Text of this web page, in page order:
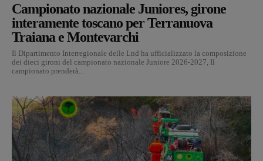
Campionato nazionale Juniores, girone
interamente toscano per Terranuova
Traiana e Montevarchi
Il Dipartimento Interregionale delle Lnd ha ufficializzato la composizione
dei dieci gironi del campionato nazionale Juniore 2026-2027, Il
campionato prenderà...